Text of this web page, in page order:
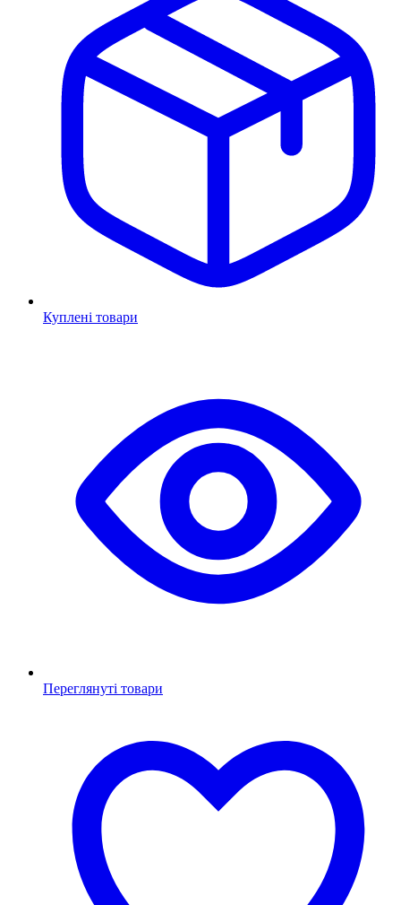
Куплені товари
Переглянуті товари